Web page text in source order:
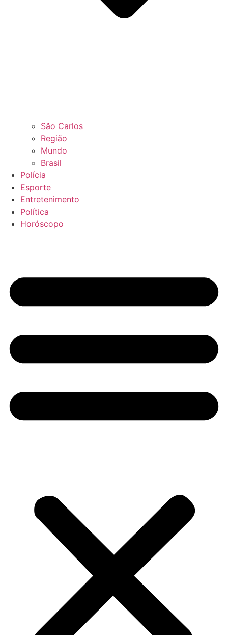
São Carlos
Região
Mundo
Brasil
Polícia
Esporte
Entretenimento
Política
Horóscopo